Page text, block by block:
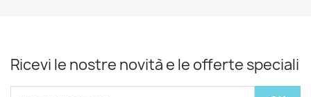
Ricevi le nostre novità e le offerte speciali